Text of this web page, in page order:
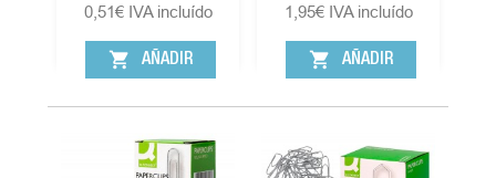
0,51€ IVA incluído
shopping_cart AÑADIR
1,95€ IVA incluído
shopping_cart AÑADIR